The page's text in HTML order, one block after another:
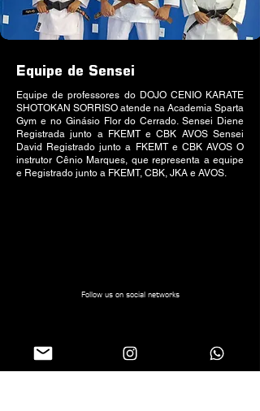
Equipe de Sensei
Equipe de professores do DOJO CENIO KARATE
SHOTOKAN SORRISO atende na Academia Sparta
Gym e no Ginásio Flor do Cerrado. Sensei Diene
Registrada junto a FKEMT e CBK AVOS Sensei
David Registrado junto a FKEMT e CBK AVOS O
instrutor Cênio Marques, que representa a equipe
e Registrado junto a FKEMT, CBK, JKA e AVOS.
Follow us on social networks